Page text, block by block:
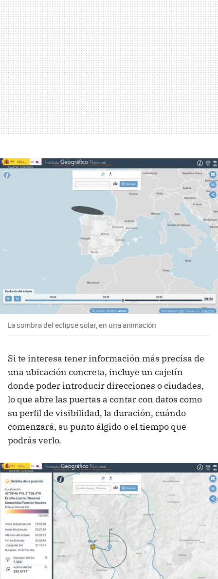
La sombra del eclipse solar, en una animación
Si te interesa tener información más precisa de
una ubicación concreta, incluye un cajetín
donde poder introducir direcciones o ciudades,
lo que abre las puertas a contar con datos como
su perfil de visibilidad, la duración, cuándo
comenzará, su punto álgido o el tiempo que
podrás verlo.